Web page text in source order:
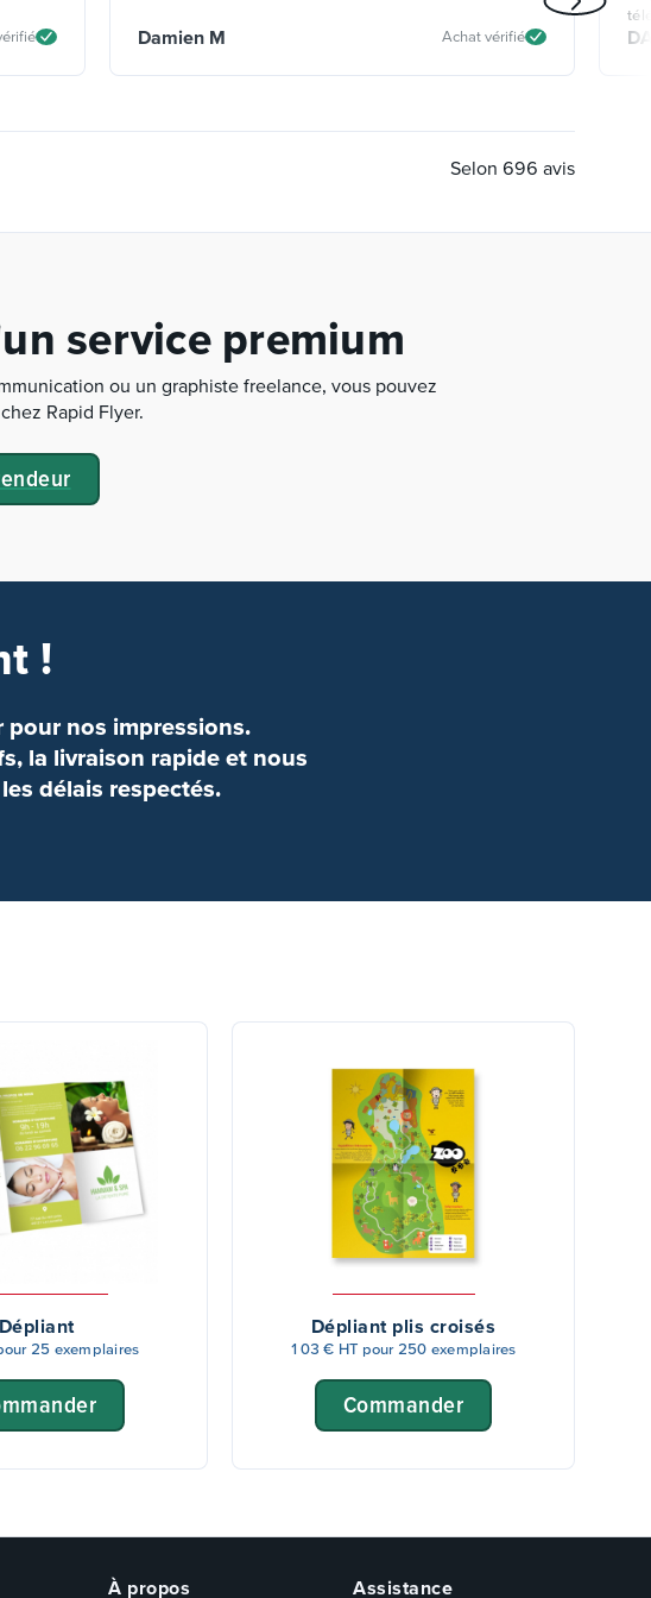
Damien M Achat vérifié
Selon 696 avis
service premium
ou un graphiste freelance, vous pouvez
Rapid Flyer.
!
pour nos impressions.
la livraison rapide et nous
délais respectés.
Dépliant
25 exemplaires
Dépliant plis croisés
103 € HT pour 250 exemplaires
Commander
À propos Assistance